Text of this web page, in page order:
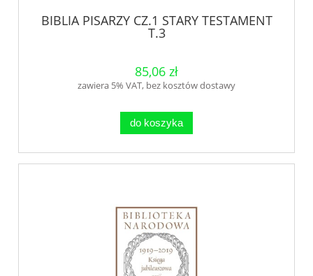
BIBLIA PISARZY CZ.1 STARY TESTAMENT
T.3
85,06 zł
zawiera 5% VAT, bez kosztów dostawy
do koszyka